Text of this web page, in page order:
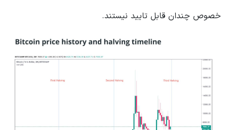
خصوص چندان قابل تایید نیستند.